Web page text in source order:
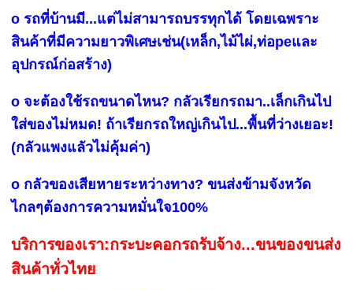
o รถที่บ้านมี...แต่ไม่สามารถบรรทุกได้ โดยเฉพราะ
สินค้าที่มีความยาวพิเศษเช่น(เหล็ก,ไม้ไผ่,ท่อpeและ
อุปกรณ์ก่อสร้าง)
o จะต้องใช้รถขนาดไหน? กลัวเรียกรถมา..เล็กเกินไป
ใส่ของไม่หมด! ถ้าเรียกรถใหญ่เกินไป...พื้นที่ว่างเยอะ!
(กลัวแพงแลัวไม่คุ้มค่า)
o กลัวของเสียหายระหว่างทาง? ขนส่งข้ามจังหวัด
ไกลๆต้องการความหมั่นใจ100%
บริการของเรา:กระบะคอกรถรับจ้าง...ขนของขนส่ง
สินค้าทั่วไทย